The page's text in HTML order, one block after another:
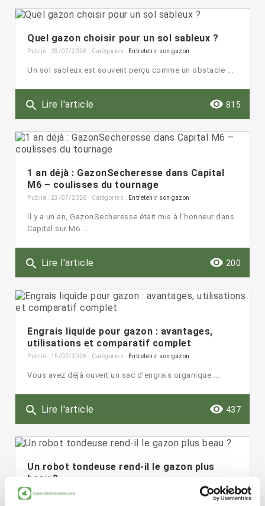
Quel gazon choisir pour un sol sableux ?
Publié : 23/07/2026 | Catégories : Entretenir son gazon
Un sol sableux est souvent perçu comme un obstacle ...
search Lire l'article remove_red_eye 815
1 an déjà : GazonSecheresse dans Capital
M6 – coulisses du tournage
Publié : 23/07/2026 | Catégories : Entretenir son gazon
Il y a un an, GazonSecheresse était mis à l’honneur dans
Capital sur M6 ...
search Lire l'article remove_red_eye 200
Engrais liquide pour gazon : avantages,
utilisations et comparatif complet
Publié : 15/07/2026 | Catégories : Entretenir son gazon
Vous avez déjà ouvert un sac d'engrais organique ...
search Lire l'article remove_red_eye 437
Un robot tondeuse rend-il le gazon plus
beau ?
Publié : 07/07/2026 | Catégories :